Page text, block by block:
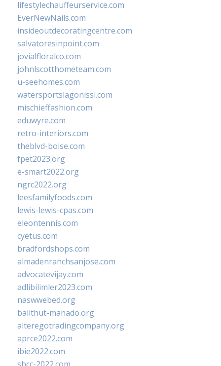
lifestylechauffeurservice.com
EverNewNails.com
insideoutdecoratingcentre.com
salvatoresinpoint.com
jovialfloralco.com
johnlscotthometeam.com
u-seehomes.com
watersportslagonissi.com
mischieffashion.com
eduwyre.com
retro-interiors.com
theblvd-boise.com
fpet2023.org
e-smart2022.org
ngrc2022.org
leesfamilyfoods.com
lewis-lewis-cpas.com
eleontennis.com
cyetus.com
bradfordshops.com
almadenranchsanjose.com
advocatevijay.com
adlibilimler2023.com
naswwebed.org
balithut-manado.org
alteregotradingcompany.org
aprce2022.com
ibie2022.com